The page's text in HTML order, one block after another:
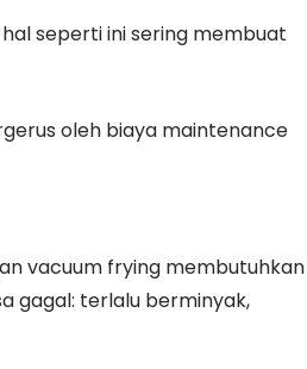
seperti ini sering membuat
oleh biaya maintenance
vacuum frying membutuhkan
gagal: terlalu berminyak,